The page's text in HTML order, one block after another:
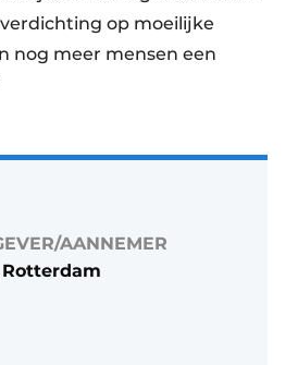
op moeilijke
nog meer mensen een
AANNEMER
Rotterdam